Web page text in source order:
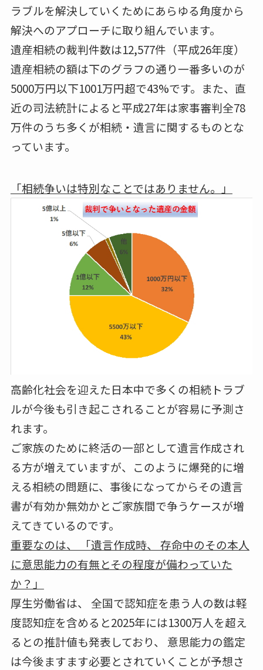
ラブルを解決していくためにあらゆる角度から
解決へのアプローチに取り組んでいます。
遺産相続の裁判件数は12,577件（平成26年度）
遺産相続の額は下のグラフの通り一番多いのが
5000万円以下1001万円超で43%です。また、直
近の司法統計によると平成27年は家事審判全78
万件のうち多くが相続・遺言に関するものとな
っています。
「相続争いは特別なことではありません。」
高齢化社会を迎えた日本中で多くの相続トラブ
ルが今後も引き起こされることが容易に予測さ
れます。
ご家族のために終活の一部として遺言作成され
る方が増えていますが、このように爆発的に増
える相続の問題に、事後になってからその遺言
書が有効か無効かとご家族間で争うケースが増
えてきているのです。
重要なのは、 「遺言作成時、 存命中のその本人
に意思能力の有無とその程度が備わっていた
か？」
厚生労働省は、 全国で認知症を患う人の数は軽
度認知症を含めると2025年には1300万人を超え
るとの推計値も発表しており、 意思能力の鑑定
は今後ますます必要とされていくことが予想さ